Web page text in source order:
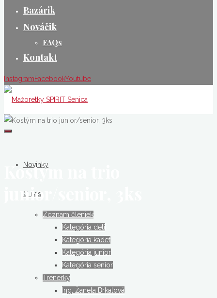
Bazárik
Nováčik
FAQs
Kontakt
InstagramFacebookYoutube
Mažoretky
Novinky
O nás
Zoznam členiek
Kategória deti
Kategória kadet
Kategória junior
Kategória senior
Trénerky
Ing. Žaneta Brkalová
Kostým na trio
junior/senior, 3ks